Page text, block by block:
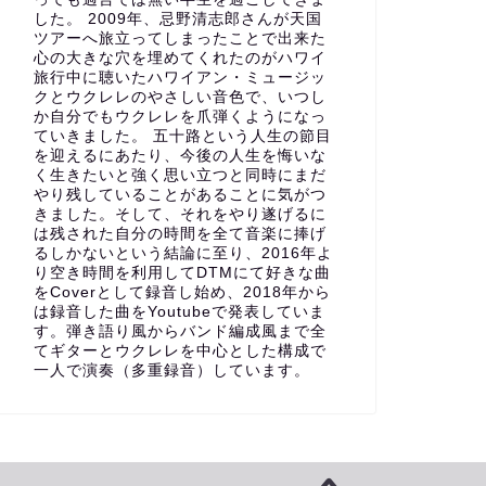
した。 2009年、忌野清志郎さんが天国
ツアーへ旅立ってしまったことで出来た
心の大きな穴を埋めてくれたのがハワイ
旅行中に聴いたハワイアン・ミュージッ
クとウクレレのやさしい音色で、いつし
か自分でもウクレレを爪弾くようになっ
ていきました。 五十路という人生の節目
を迎えるにあたり、今後の人生を悔いな
く生きたいと強く思い立つと同時にまだ
やり残していることがあることに気がつ
きました。そして、それをやり遂げるに
は残された自分の時間を全て音楽に捧げ
るしかないという結論に至り、2016年よ
り空き時間を利用してDTMにて好きな曲
をCoverとして録音し始め、2018年から
は録音した曲をYoutubeで発表していま
す。弾き語り風からバンド編成風まで全
てギターとウクレレを中心とした構成で
一人で演奏（多重録音）しています。